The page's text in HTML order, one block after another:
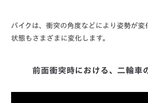
バイクは、衝突の角度などにより姿勢が変
状態もさまざまに変化します。
前面衝突時における、二輪車